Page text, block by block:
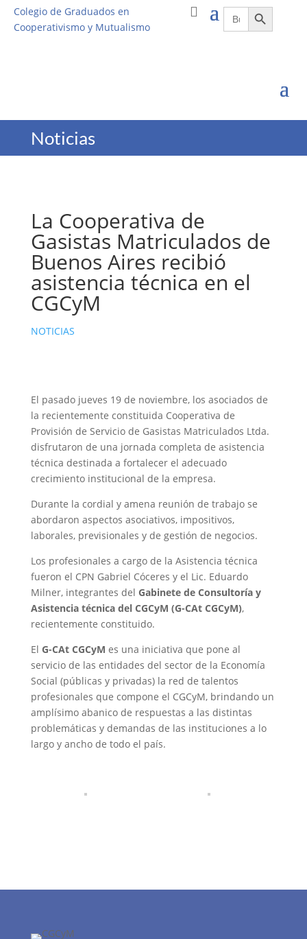
Colegio de Graduados en
Cooperativismo y Mutualismo
Buscar:Botón de búsqueda
Noticias
La Cooperativa de
Gasistas Matriculados de
Buenos Aires recibió
asistencia técnica en el
CGCyM
NOTICIAS
El pasado jueves 19 de noviembre, los asociados de
la recientemente constituida Cooperativa de
Provisión de Servicio de Gasistas Matriculados Ltda.
disfrutaron de una jornada completa de asistencia
técnica destinada a fortalecer el adecuado
crecimiento institucional de la empresa.
Durante la cordial y amena reunión de trabajo se
abordaron aspectos asociativos, impositivos,
laborales, previsionales y de gestión de negocios.
Los profesionales a cargo de la Asistencia técnica
fueron el CPN Gabriel Cóceres y el Lic. Eduardo
Milner, integrantes del Gabinete de Consultoría y
Asistencia técnica del CGCyM (G-CAt CGCyM),
recientemente constituido.
El G-CAt CGCyM es una iniciativa que pone al
servicio de las entidades del sector de la Economía
Social (públicas y privadas) la red de talentos
profesionales que compone el CGCyM, brindando un
amplísimo abanico de respuestas a las distintas
problemáticas y demandas de las instituciones a lo
largo y ancho de todo el país.